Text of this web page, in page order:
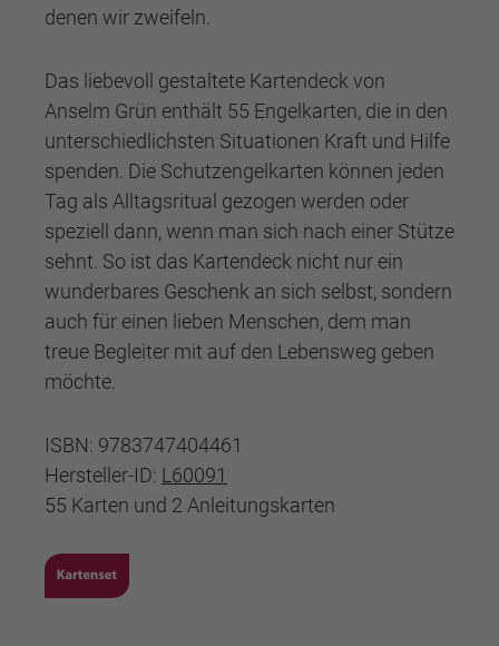
denen wir zweifeln.
Das liebevoll gestaltete Kartendeck von
Anselm Grün enthält 55 Engelkarten, die in den
unterschiedlichsten Situationen Kraft und Hilfe
spenden. Die Schutzengelkarten können jeden
Tag als Alltagsritual gezogen werden oder
speziell dann, wenn man sich nach einer Stütze
sehnt. So ist das Kartendeck nicht nur ein
wunderbares Geschenk an sich selbst, sondern
auch für einen lieben Menschen, dem man
treue Begleiter mit auf den Lebensweg geben
möchte.
ISBN: 9783747404461
Hersteller-ID: L60091
55 Karten und 2 Anleitungskarten